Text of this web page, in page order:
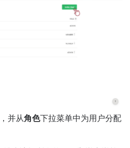
并从角色下拉菜单中为用户分配